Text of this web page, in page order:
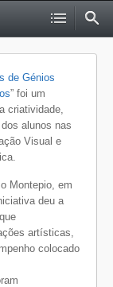
de Génios
” foi um
criatividade,
alunos nas
Visual e
Montepio, em
deu a
artísticas,
colocado